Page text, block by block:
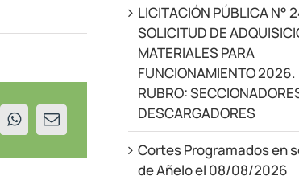
LICITACIÓN PÚBLICA N°
SOLICITUD DE
MATERIALES PARA
FUNCIONAMIENTO 2026.
RUBRO:
DESCARGADORES
Cortes Programados en
de Añelo el 08/08/2026